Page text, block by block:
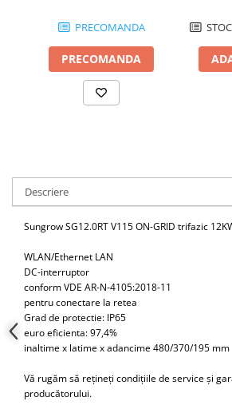
LEA accesorii
Papuci si mufe
Cablu solar
Cabluri coaxiale TV
Cabluri energie joasa tensiune -
aluminiu
Cabluri aluminiu armat
Cabluri aluminiu coaxial
bransament
Cabluri aluminiu nearmat
Cabluri aluminiu tip Enel
Cabluri aluminiu torsadat/aerian
Cabluri energie joasa tensiune -
Cabluri cupru armat
PRECOMANDA
PRECOMANDA
Descriere
Sungrow SG12.0RT V115 ON-GRID trifazic
WLAN/Ethernet LAN
DC-interruptor
conform VDE AR-N-4105:2018-11
pentru conectare la retea
Grad de protectie: IP65
euro eficienta: 97,4%
inaltime x latime x adancime 480/370/195 mm
Vă rugăm să rețineți condițiile de service și
producătorului.